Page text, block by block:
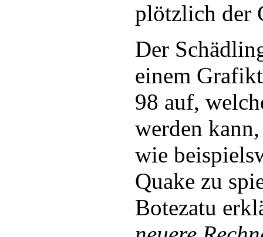
plötzlich der
Der
einem
98 auf,
werden
wie
Quake zu
Botezatu